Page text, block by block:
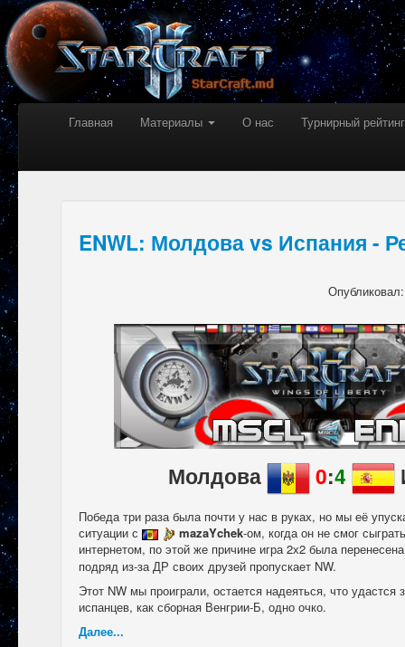
Главная Материалы О нас Турнирный рейтинг
ENWL: Молдова vs Испания -
Молдова 0:4
Победа три раза была почти у нас в руках, но мы её
ситуации с
mazaYchek-ом, когда он не cмог
интернетом, по этой же причине игра 2х2 была
подряд из-за ДР своих друзей пропускает NW.
Этот NW мы проиграли, остается надеяться, что удастся
испанцев, как сборная Венгрии-Б, одно очко.
Далее...